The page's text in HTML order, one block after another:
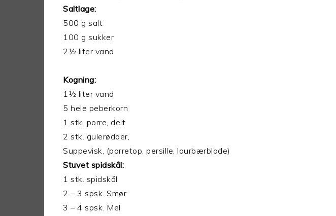
Saltlage:
500 g salt
100 g sukker
2½ liter vand
Kogning:
1½ liter vand
5 hele peberkorn
1 stk. porre, delt
2 stk. gulerødder,
Suppevisk, (porretop, persille, laurbærblade)
Stuvet spidskål:
1 stk. spidskål
2 – 3 spsk. Smør
3 – 4 spsk. Mel